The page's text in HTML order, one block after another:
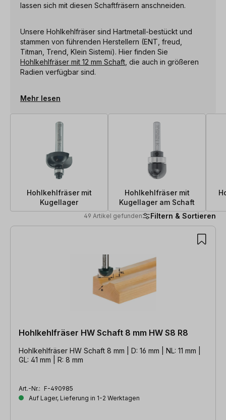
lassen sich mit diesen Schaftfräsern anschneiden.
Unsere Hohlkehlfräser sind Hartmetall-bestückt und
stammen von führenden Herstellern (ENT, freud,
Titman, Trend, Klein Sistemi). Hier finden Sie
Hohlkehlfräser mit 12 mm Schaft , die auch in größeren
Radien verfügbar sind.
Mehr lesen
Hohlkehlfräser mit
Kugellager
Hohlkehlfräser mit
Kugellager am Schaft
49 Artikel gefunden Filtern & Sortieren
49 Artikel gefunden
Hohlkehlfräser HW Schaft 8 mm HW S8 R8
Hohlkehlfräser HW Schaft 8 mm | D: 16 mm | NL: 11 mm |
GL: 41 mm | R: 8 mm
Art.-Nr.: F-490985
Auf Lager, Lieferung in 1-2 Werktagen